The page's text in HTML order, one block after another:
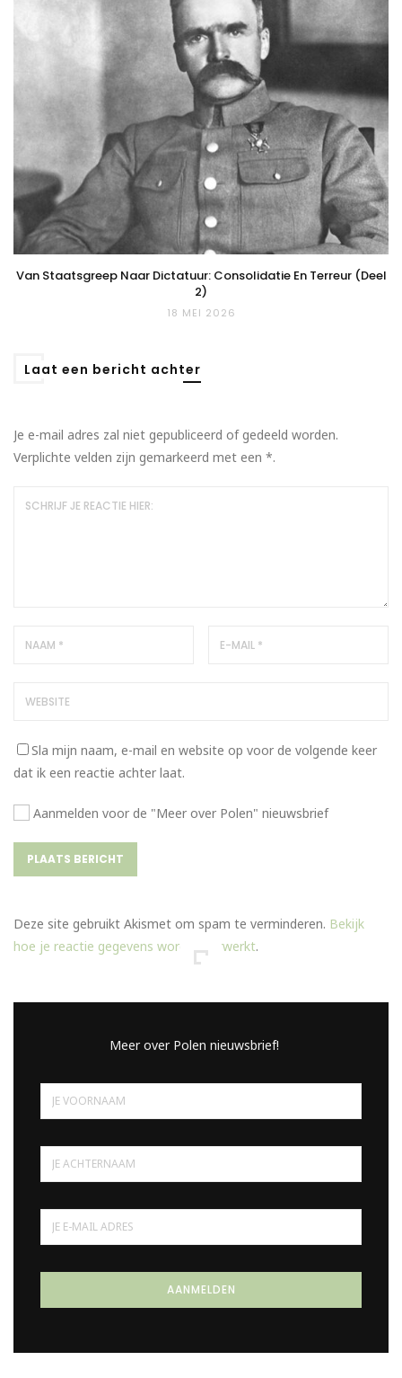
Van Staatsgreep Naar Dictatuur: Consolidatie En Terreur (deel
2)
18 MEI 2026
Laat een bericht achter
Je e-mail adres zal niet gepubliceerd of gedeeld worden.
Verplichte velden zijn gemarkeerd met een *.
Sla mijn naam, e-mail en website op voor de volgende keer
dat ik een reactie achter laat.
Aanmelden voor de "Meer over Polen" nieuwsbrief
Deze site gebruikt Akismet om spam te verminderen. Bekijk
hoe je reactie gegevens worden verwerkt.
Meer over Polen nieuwsbrief!